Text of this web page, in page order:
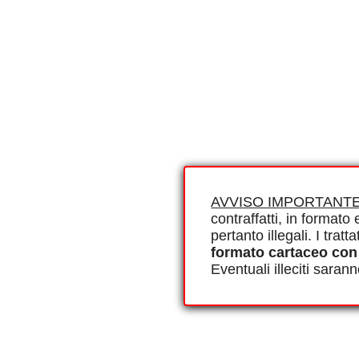
AVVISO
contraffatti, in formato
pertanto illegali. I
formato cartaceo
Eventuali illeciti